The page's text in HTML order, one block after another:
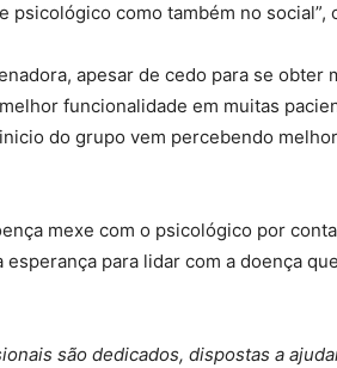
psicológico como também no social”,
apesar de cedo para se obter
funcionalidade em muitas
do grupo vem percebendo
mexe com o psicológico por
para lidar com a doença
são dedicados, dispostas a